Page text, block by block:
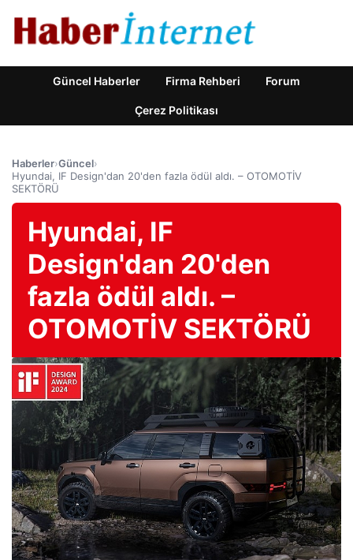
Güncel Haberler Firma Rehberi Forum
Çerez Politikası
Haberler›Güncel›
Hyundai, IF Design'dan 20'den fazla ödül aldı. – OTOMOTİV
SEKTÖRÜ
Hyundai, IF
Design'dan 20'den
fazla ödül aldı. –
OTOMOTİV SEKTÖRÜ